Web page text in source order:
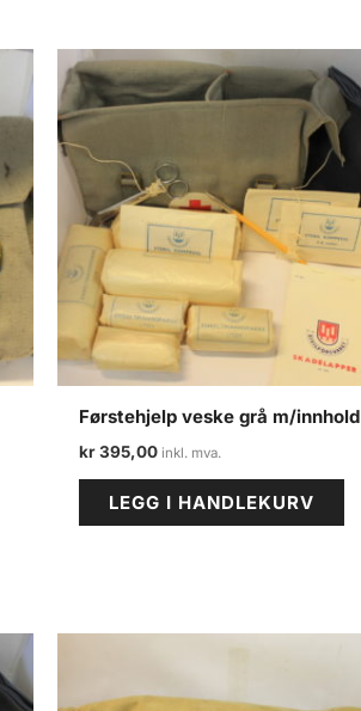
Førstehjelp veske grå m/innhold
kr395,00
LEGG I HANDLEKURV